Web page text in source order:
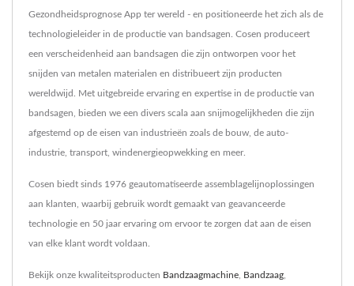
Gezondheidsprognose App ter wereld - en positioneerde het zich als de
technologieleider in de productie van bandsagen. Cosen produceert
een verscheidenheid aan bandsagen die zijn ontworpen voor het
snijden van metalen materialen en distribueert zijn producten
wereldwijd. Met uitgebreide ervaring en expertise in de productie van
bandsagen, bieden we een divers scala aan snijmogelijkheden die zijn
afgestemd op de eisen van industrieën zoals de bouw, de auto-
industrie, transport, windenergieopwekking en meer.
Cosen biedt sinds 1976 geautomatiseerde assemblagelijnoplossingen
aan klanten, waarbij gebruik wordt gemaakt van geavanceerde
technologie en 50 jaar ervaring om ervoor te zorgen dat aan de eisen
van elke klant wordt voldaan.
Bekijk onze kwaliteitsproducten Bandzaagmachine Bandzaag